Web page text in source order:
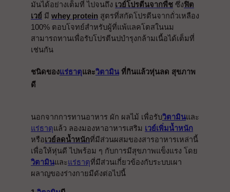
มันได้อย่างเต็มที่ ไปจนถึง เวย์โปรตีนจากพืช ซึ่งฟิต
เวย์ มี whey protein สูตรที่สกัดโปรตีนจากถั่วเหลือง
100% ตอบโจทย์สำหรับผู้ที่แพ้แลคโตสในนม
สามารถทานเพื่อรับโปรตีนปบำรุงกล้ามเนื้อได้เต็มที่
เช่นกัน
ชนิดของแร่ธาตุและวิตามิน ที่กินแล้วหุ่นลด สุขภาพ
ดี
นอกจากการทานอาหาร ผัก ผลไม้ เพื่อรับวิตามินและ
แร่ธาตุแล้ว ลองมองหาอาหารเสริม เวย์เพิ่มน้ำหนัก
หรือเวย์ลดน้ำหนักที่มีส่วนผสมของสารอาหารเหล่านี้
เพื่อให้หุ่นดี ไปพร้อม ๆ กับการมีสุขภาพแข็งแรง โดย
วิตามินและแร่ธาตุที่มีส่วนเกี่ยวข้องกับระบบเผา
ผลาญของร่างกายมีดังต่อไปนี้